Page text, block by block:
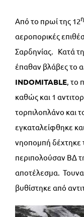
Από το πρωί της 12
αεροπορικές
Σαρδηνίας. Κατά
έπαθαν βλάβες το
INDOMITABLE, το
καθώς και 1
τορπιλοπλάνο και
εγκαταλείφθηκε
νηοπομπή δέχτηκε
περιπολούσαν ΒΔ
αποτέλεσμα.
βυθίστηκε από